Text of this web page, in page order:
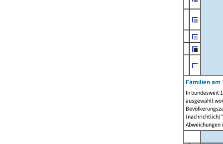
Familien am
In bundesweit
ausgewählt
Abweichungen